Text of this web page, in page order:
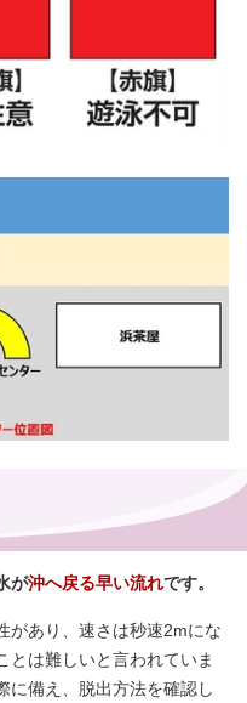
が沖へ戻る早い流れです。
があり、速さは秒速2mにな
とは難しいと言われていま
に備え、脱出方法を確認し